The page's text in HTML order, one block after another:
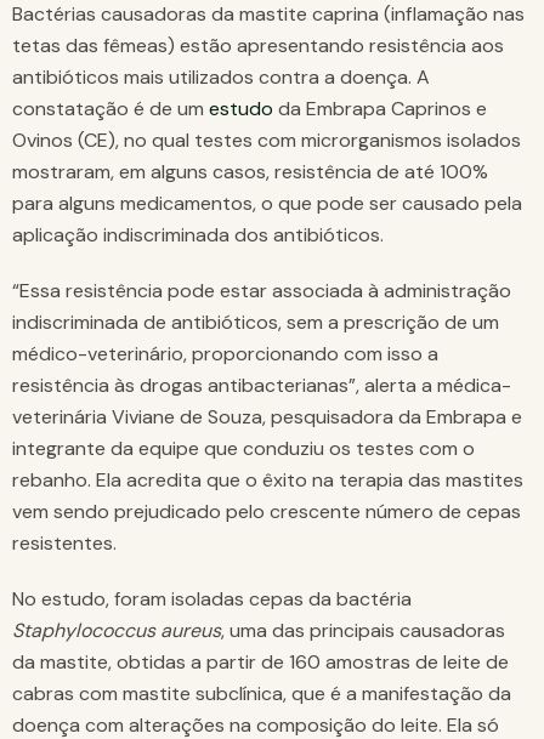
Bactérias causadoras da mastite caprina (inflamação nas
tetas das fêmeas) estão apresentando resistência aos
antibióticos mais utilizados contra a doença. A
constatação é de um estudo da Embrapa Caprinos e
Ovinos (CE), no qual testes com microrganismos isolados
mostraram, em alguns casos, resistência de até 100%
para alguns medicamentos, o que pode ser causado pela
aplicação indiscriminada dos antibióticos.
“Essa resistência pode estar associada à administração
indiscriminada de antibióticos, sem a prescrição de um
médico-veterinário, proporcionando com isso a
resistência às drogas antibacterianas”, alerta a médica-
veterinária Viviane de Souza, pesquisadora da Embrapa e
integrante da equipe que conduziu os testes com o
rebanho. Ela acredita que o êxito na terapia das mastites
vem sendo prejudicado pelo crescente número de cepas
resistentes.
No estudo, foram isoladas cepas da bactéria
Staphylococcus aureus, uma das principais causadoras
da mastite, obtidas a partir de 160 amostras de leite de
cabras com mastite subclínica, que é a manifestação da
doença com alterações na composição do leite. Ela só